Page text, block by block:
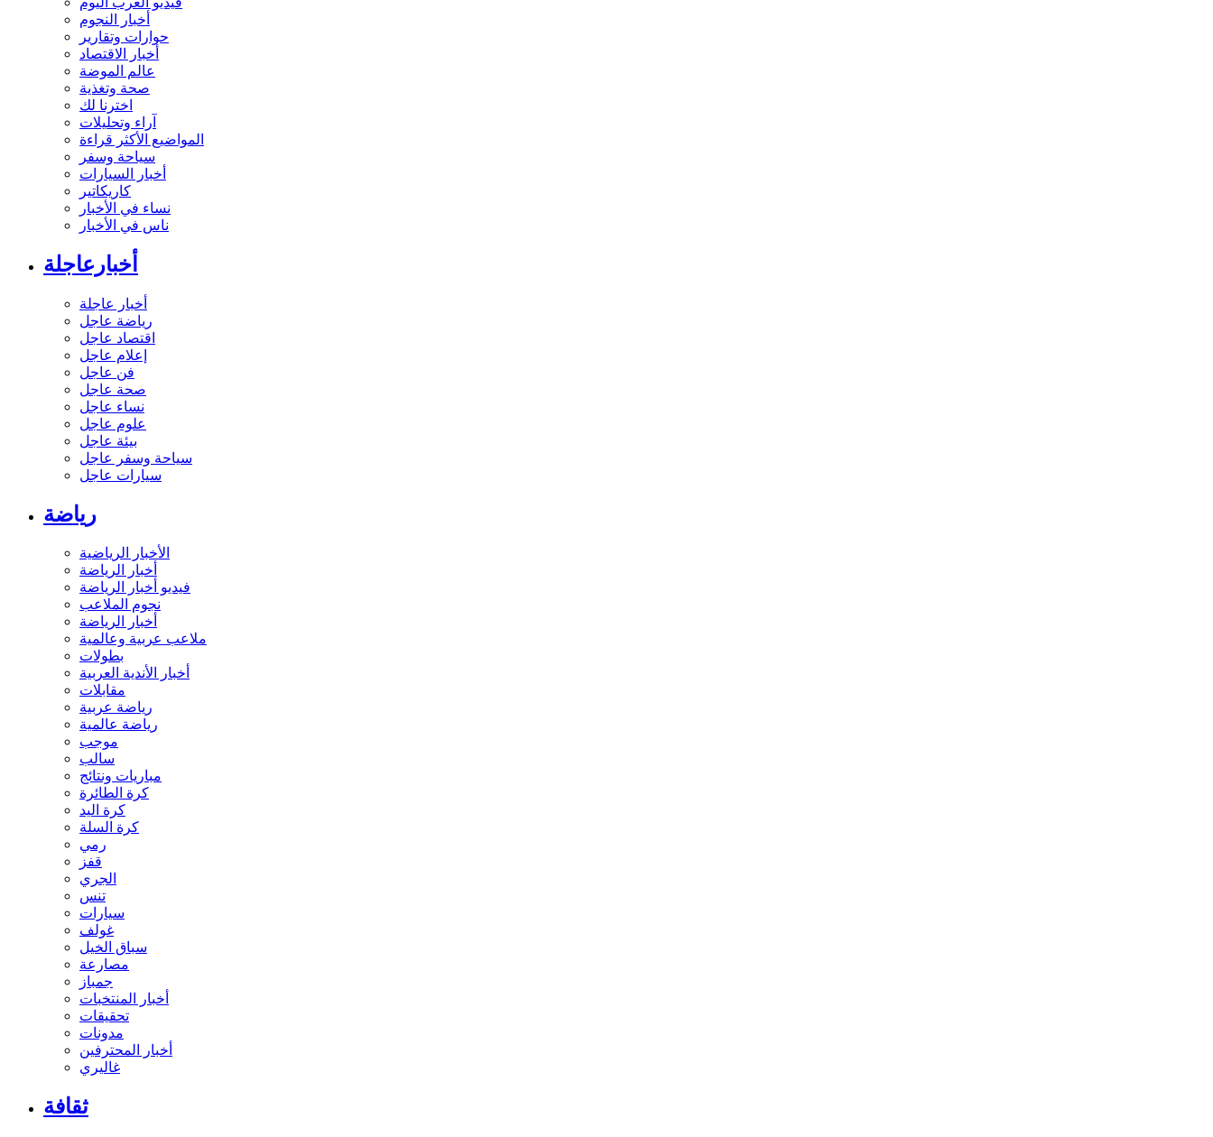
أخبار النجوم
حوارات وتقارير
أخبار الاقتصاد
عالم الموضة
صحة وتغذية
اخترنا لك
آراء وتحليلات
المواضيع الأكثر قراءة
سياحة وسفر
أخبار السيارات
كاريكاتير
نساء في الأخبار
ناس في الأخبار
أخبارعاجلة
أخبار عاجلة
رياضة عاجل
اقتصاد عاجل
إعلام عاجل
فن عاجل
صحة عاجل
نساء عاجل
علوم عاجل
بيئة عاجل
سياحة وسفر عاجل
سيارات عاجل
رياضة
الأخبار الرياضية
أخبار الرياضة
فيديو أخبار الرياضة
نجوم الملاعب
أخبار الرياضة
ملاعب عربية وعالمية
بطولات
أخبار الأندية العربية
مقابلات
رياضة عربية
رياضة عالمية
موجب
سالب
مباريات ونتائج
كرة الطائرة
كرة اليد
كرة السلة
رمي
قفز
الجري
تنس
سيارات
غولف
سباق الخيل
مصارعة
جمباز
أخبار المنتخبات
تحقيقات
مدونات
أخبار المحترفين
غاليري
ثقافة